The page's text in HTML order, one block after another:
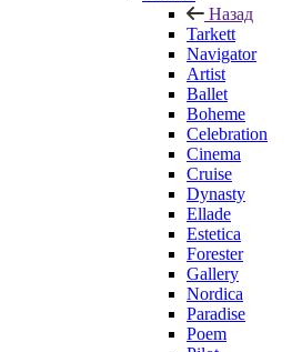
Назад
Tarkett
Navigator
Artist
Ballet
Boheme
Celebration
Cinema
Cruise
Dynasty
Ellade
Estetica
Forester
Gallery
Nordica
Paradise
Poem